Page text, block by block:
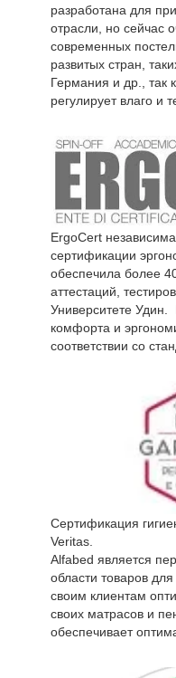
разработана для
отрасли, но сейчас
современных
развитых стран,
Германия и др., так
регулирует влаго и
температуры
меньше потеет или
принадлежности с
адаптируются под
человека в тепле и
переохлаждения во
Принцип действия
Вискоза Аутласт
исходящее от тела
затем медленно
происходит
температура
ErgoCert
сертификации
обеспечила более
аттестаций,
Университете Удин.
комфорта и
соответствии со
законодательства
обеспечить своим
прозрачность и
доверия. Изделия
подтверждают
комфорт
Сертификация
Veritas.
Alfabed является
области товаров
своим клиентам
своих матрасов и
обеспечивает
гигиенические